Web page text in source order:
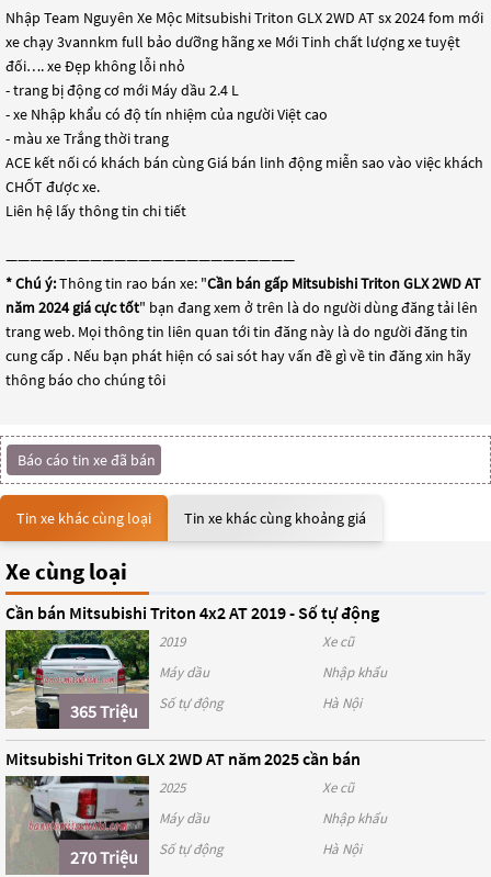
Nhập Team Nguyên Xe Mộc Mitsubishi Triton GLX 2WD AT sx 2024 fom mới
xe chạy 3vannkm full bảo dưỡng hãng xe Mới Tinh chất lượng xe tuyệt
đối…. xe Đẹp không lỗi nhỏ
- trang bị động cơ mới Máy dầu 2.4 L
- xe Nhập khẩu có độ tín nhiệm của người Việt cao
- màu xe Trắng thời trang
ACE kết nối có khách bán cùng Giá bán linh động miễn sao vào việc khách
CHỐT được xe.
Liên hệ lấy thông tin chi tiết
————————————————————————
* Chú ý:Thông tin rao bán xe: "Cần bán gấp Mitsubishi Triton GLX 2WD AT
năm 2024 giá cực tốt" bạn đang xem ở trên là do người dùng đăng tải lên
trang web. Mọi thông tin liên quan tới tin đăng này là do người đăng tin
cung cấp . Nếu bạn phát hiện có sai sót hay vấn đề gì về tin đăng xin hãy
thông báo cho chúng tôi
Báo cáo tin xe đã bán
Tin xe khác cùng loại Tin xe khác cùng khoảng giá
Xe cùng loại
Cần bán Mitsubishi Triton 4x2 AT 2019 - Số tự động
365 Triệu
2019
Xe cũ
Máy dầu
Nhập khẩu
Số tự động
Hà Nội
Mitsubishi Triton GLX 2WD AT năm 2025 cần bán
270 Triệu
2025
Xe cũ
Máy dầu
Nhập khẩu
Số tự động
Hà Nội